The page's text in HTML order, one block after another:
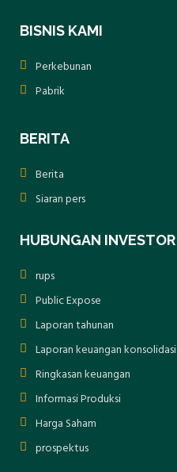
BISNIS KAMI
Perkebunan
Pabrik
BERITA
Berita
Siaran pers
HUBUNGAN INVESTOR
rups
Public Expose
Laporan tahunan
Laporan keuangan konsolidasi
Ringkasan keuangan
Informasi Produksi
Harga Saham
prospektus